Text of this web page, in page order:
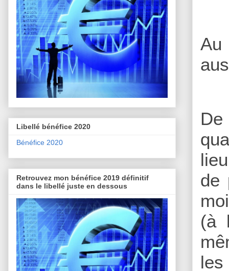
Au
de
(à
Libellé bénéfice 2020
Bénéfice 2020
Retrouvez mon bénéfice 2019 définitif
dans le libellé juste en dessous